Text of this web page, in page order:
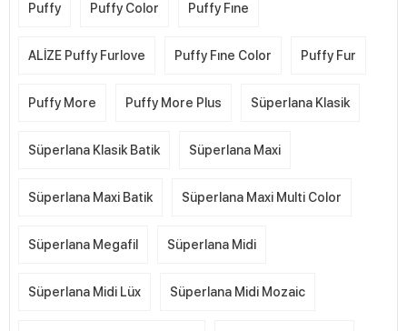
Puffy Puffy Color Puffy Fıne
ALİZE Puffy Furlove Puffy Fıne Color Puffy Fur
Puffy More Puffy More Plus Süperlana Klasik
Süperlana Klasik Batik Süperlana Maxi
Süperlana Maxi Batik Süperlana Maxi Multi Color
Süperlana Megafil Süperlana Midi
Süperlana Midi Lüx Süperlana Midi Mozaic